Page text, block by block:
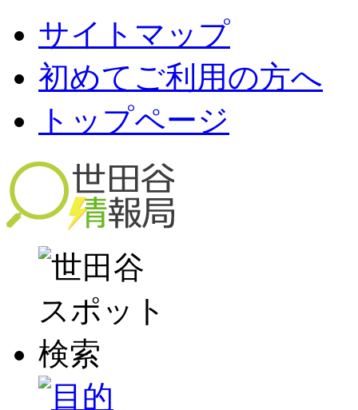
サイトマップ
初めてご利用の方へ
トップページ